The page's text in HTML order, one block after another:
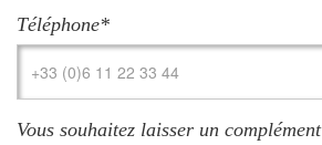
Téléphone*
Vous souhaitez laisser un complément